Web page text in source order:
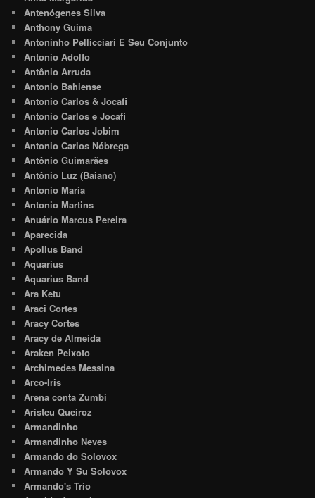
Antenógenes Silva
Anthony Guima
Antoninho Pellicciari E Seu Conjunto
Antonio Adolfo
Antônio Arruda
Antonio Bahiense
Antonio Carlos & Jocafi
Antonio Carlos e Jocafi
Antonio Carlos Jobim
Antonio Carlos Nóbrega
Antônio Guimarães
Antônio Luz (Baiano)
Antonio Maria
Antonio Martins
Anuário Marcus Pereira
Aparecida
Apollus Band
Aquarius
Aquarius Band
Ara Ketu
Araci Cortes
Aracy Cortes
Aracy de Almeida
Araken Peixoto
Archimedes Messina
Arco-Iris
Arena conta Zumbi
Aristeu Queiroz
Armandinho
Armandinho Neves
Armando do Solovox
Armando Y Su Solovox
Armando's Trio